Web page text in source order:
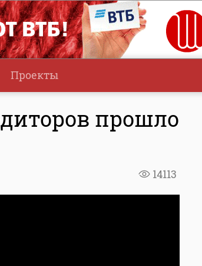
Проекты
прошло
14113